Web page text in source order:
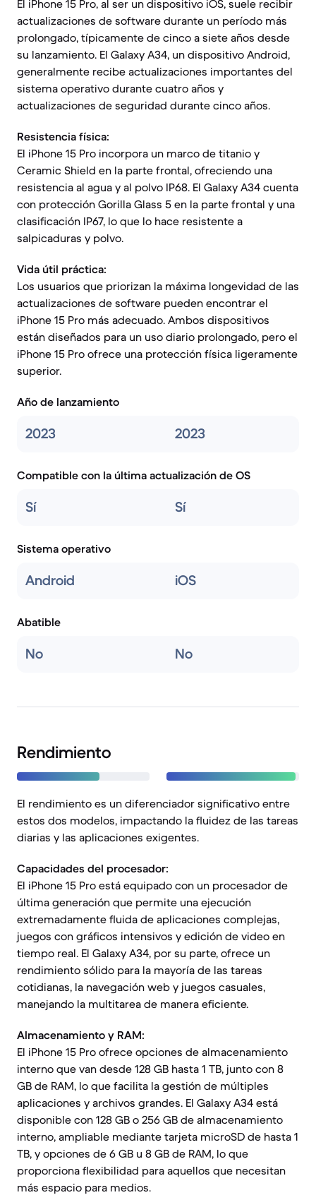
El iPhone 15 Pro, al ser un dispositivo iOS, suele recibir
actualizaciones de software durante un período más
prolongado, típicamente de cinco a siete años desde
su lanzamiento. El Galaxy A34, un dispositivo Android,
generalmente recibe actualizaciones importantes del
sistema operativo durante cuatro años y
actualizaciones de seguridad durante cinco años.
Resistencia física:
El iPhone 15 Pro incorpora un marco de titanio y
Ceramic Shield en la parte frontal, ofreciendo una
resistencia al agua y al polvo IP68. El Galaxy A34 cuenta
con protección Gorilla Glass 5 en la parte frontal y una
clasificación IP67, lo que lo hace resistente a
salpicaduras y polvo.
Vida útil práctica:
Los usuarios que priorizan la máxima longevidad de las
actualizaciones de software pueden encontrar el
iPhone 15 Pro más adecuado. Ambos dispositivos
están diseñados para un uso diario prolongado, pero el
iPhone 15 Pro ofrece una protección física ligeramente
superior.
Año de lanzamiento
2023 2023
Compatible con la última actualización de OS
Sí Sí
Sistema operativo
Android iOS
Abatible
No No
Rendimiento
El rendimiento es un diferenciador significativo entre
estos dos modelos, impactando la fluidez de las tareas
diarias y las aplicaciones exigentes.
Capacidades del procesador:
El iPhone 15 Pro está equipado con un procesador de
última generación que permite una ejecución
extremadamente fluida de aplicaciones complejas,
juegos con gráficos intensivos y edición de video en
tiempo real. El Galaxy A34, por su parte, ofrece un
rendimiento sólido para la mayoría de las tareas
cotidianas, la navegación web y juegos casuales,
manejando la multitarea de manera eficiente.
Almacenamiento y RAM:
El iPhone 15 Pro ofrece opciones de almacenamiento
interno que van desde 128 GB hasta 1 TB, junto con 8
GB de RAM, lo que facilita la gestión de múltiples
aplicaciones y archivos grandes. El Galaxy A34 está
disponible con 128 GB o 256 GB de almacenamiento
interno, ampliable mediante tarjeta microSD de hasta 1
TB, y opciones de 6 GB u 8 GB de RAM, lo que
proporciona flexibilidad para aquellos que necesitan
más espacio para medios.